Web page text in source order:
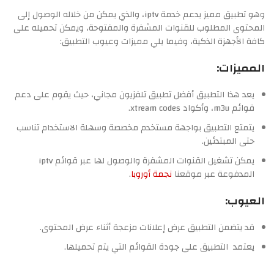
وهو تطبيق مميز يدعم خدمة iptv، والذي يمكن من خلاله الوصول إلى
المحتوى المطلوب للقنوات المشفرة والمفتوحة، ويمكن تحميله على
كافة الأجهزة الذكية، وفيما يلي مميزات وعيوب التطبيق:
المميزات:
يعد هذا التطبيق أفضل تطبيق تلفزيون مجاني، حيث يقوم على دعم
قوائم m3u، وأكواد xtream codes.
يتمتع التطبيق بواجهة مستخدم مخصصة وسهلة الاستخدام تناسب
حتى المبتدئين.
يمكن تشغيل القنوات المشفرة والوصول لها عبر قوائم iptv
المدفوعة عبر موقعنا نجمة أوروبا.
العيوب:
قد يتضمن التطبيق عرض إعلانات مزعجة أثناء عرض المحتوى.
يعتمد التطبيق على جودة القوائم التي يتم تحميلها.